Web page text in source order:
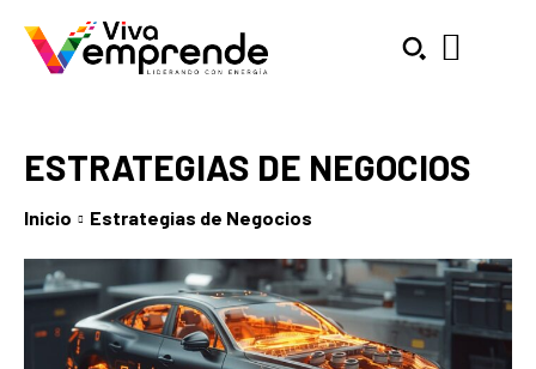
SUBSCRIBE
Welcome to Liberty Case
We have a curated list of the most noteworthy news from all
ESTRATEGIAS DE NEGOCIOS
Inicio Estrategias de Negocios